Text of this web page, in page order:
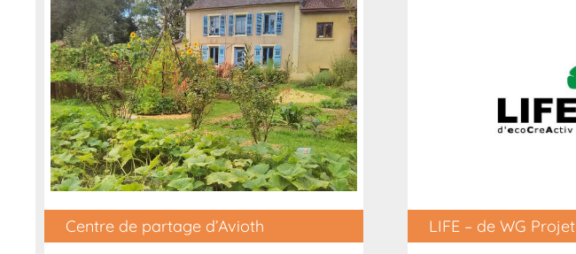
Centre de partage d’Avioth LIFE – de WG Projet